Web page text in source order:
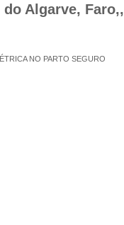
Algarve, Faro,,
NO PARTO SEGURO